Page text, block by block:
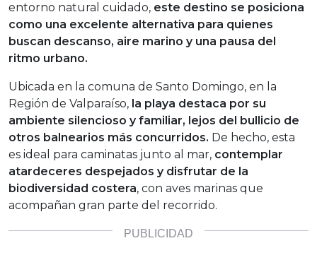
entorno natural cuidado, este destino se posiciona
como una excelente alternativa para quienes
buscan descanso, aire marino y una pausa del
ritmo urbano.
Ubicada en la comuna de Santo Domingo, en la
Región de Valparaíso, la playa destaca por su
ambiente silencioso y familiar, lejos del bullicio de
otros balnearios más concurridos. De hecho, esta
es ideal para caminatas junto al mar, contemplar
atardeceres despejados y disfrutar de la
biodiversidad costera, con aves marinas que
acompañan gran parte del recorrido.